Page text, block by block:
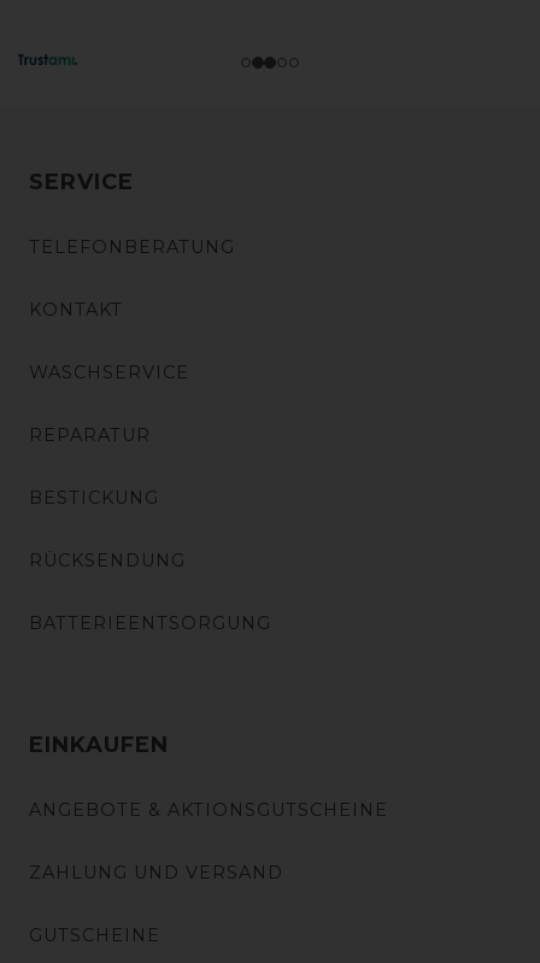
SERVICE
TELEFONBERATUNG
KONTAKT
WASCHSERVICE
REPARATUR
BESTICKUNG
RÜCKSENDUNG
BATTERIEENTSORGUNG
EINKAUFEN
ANGEBOTE & AKTIONSGUTSCHEINE
ZAHLUNG UND VERSAND
GUTSCHEINE